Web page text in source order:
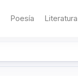
Poesía Literatura